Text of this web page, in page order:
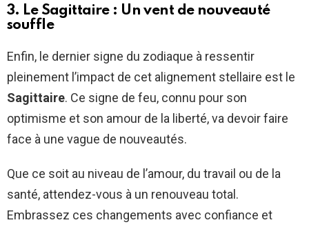
3. Le Sagittaire : Un vent de nouveauté
souffle
Enfin, le dernier signe du zodiaque à ressentir
pleinement l’impact de cet alignement stellaire est le
Sagittaire. Ce signe de feu, connu pour son
optimisme et son amour de la liberté, va devoir faire
face à une vague de nouveautés.
Que ce soit au niveau de l’amour, du travail ou de la
santé, attendez-vous à un renouveau total.
Embrassez ces changements avec confiance et